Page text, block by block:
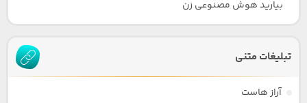
بیارید هوش مصنوعی زن
تبلیغات متنی
آراز هاست